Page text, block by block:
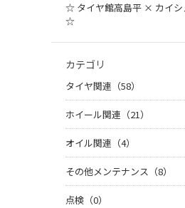
☆ タイヤ館高島平 × カイシ
☆
カテゴリ
タイヤ関連（58）
ホイール関連（21）
オイル関連（4）
その他メンテナンス（8）
点検（0）